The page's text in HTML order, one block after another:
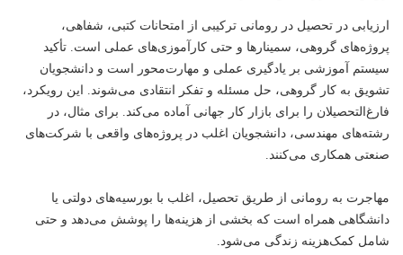
ارزیابی در تحصیل در رومانی ترکیبی از امتحانات کتبی، شفاهی،
پروژه‌های گروهی، سمینارها و حتی کارآموزی‌های عملی است. تأکید
سیستم آموزشی بر یادگیری عملی و مهارت‌محور است و دانشجویان
تشویق به کار گروهی، حل مسئله و تفکر انتقادی می‌شوند. این رویکرد،
فارغ‌التحصیلان را برای بازار کار جهانی آماده می‌کند. برای مثال، در
رشته‌های مهندسی، دانشجویان اغلب در پروژه‌های واقعی با شرکت‌های
صنعتی همکاری می‌کنند.
مهاجرت به رومانی از طریق تحصیل، اغلب با بورسیه‌های دولتی یا
دانشگاهی همراه است که بخشی از هزینه‌ها را پوشش می‌دهد و حتی
شامل کمک‌هزینه زندگی می‌شود.